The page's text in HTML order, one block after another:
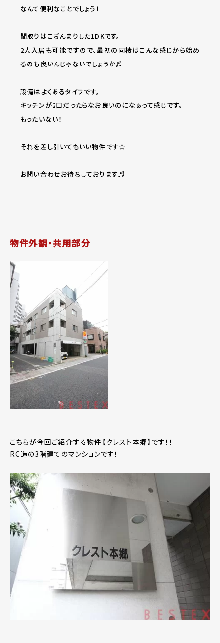
なんて便利なことでしょう！
間取りはこぢんまりした1DKです。
2人入居も可能ですので、最初の同棲はこんな感じから始め
るのも良いんじゃないでしょうか♬
設備はよくあるタイプです。
キッチンが2口だったらなお良いのになぁって感じです。
もったいない！
それを差し引いてもいい物件です☆
お問い合わせお待ちしております♬
物件外観・共用部分
こちらが今回ご紹介する物件【クレスト本郷】です！！
RC造の3階建てのマンションです！